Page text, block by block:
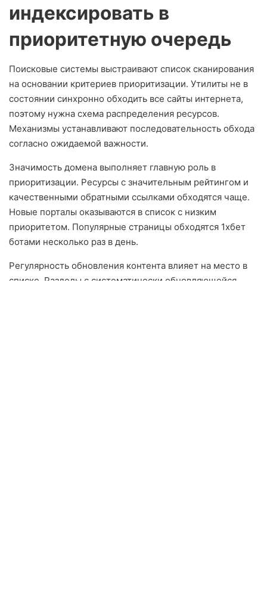
индексировать в
приоритетную очередь
Поисковые системы выстраивают список сканирования
на основании критериев приоритизации. Утилиты не в
состоянии синхронно обходить все сайты интернета,
поэтому нужна схема распределения ресурсов.
Механизмы устанавливают последовательность обхода
согласно ожидаемой важности.
Значимость домена выполняет главную роль в
приоритизации. Ресурсы с значительным рейтингом и
качественными обратными ссылками обходятся чаще.
Новые порталы оказываются в список с низким
приоритетом. Популярные страницы обходятся 1хбет
ботами несколько раз в день.
Регулярность обновления контента влияет на место в
списке. Разделы с систематически обновляющейся